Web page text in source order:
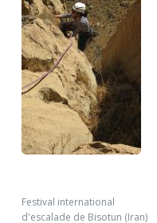
Festival international
d'escalade de Bisotun (Iran)